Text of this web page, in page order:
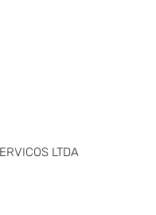
LTDA